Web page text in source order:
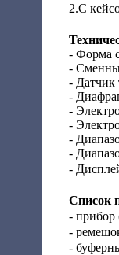
2.С
- Форма
-
- Датчик
-
-
-
-
-
-
Список
- прибор
-
-